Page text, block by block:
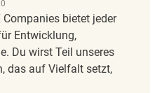
Companies bietet jeder
Entwicklung,
Du wirst Teil unseres
das auf Vielfalt setzt,